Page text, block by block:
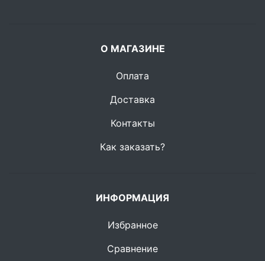
О МАГАЗИНЕ
Оплата
Доставка
Контакты
Как заказать?
ИНФОРМАЦИЯ
Избранное
Сравнение